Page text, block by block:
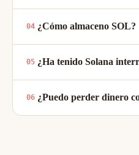
¿Cómo almaceno SOL?
¿Ha tenido Solana
¿Puedo perder dinero